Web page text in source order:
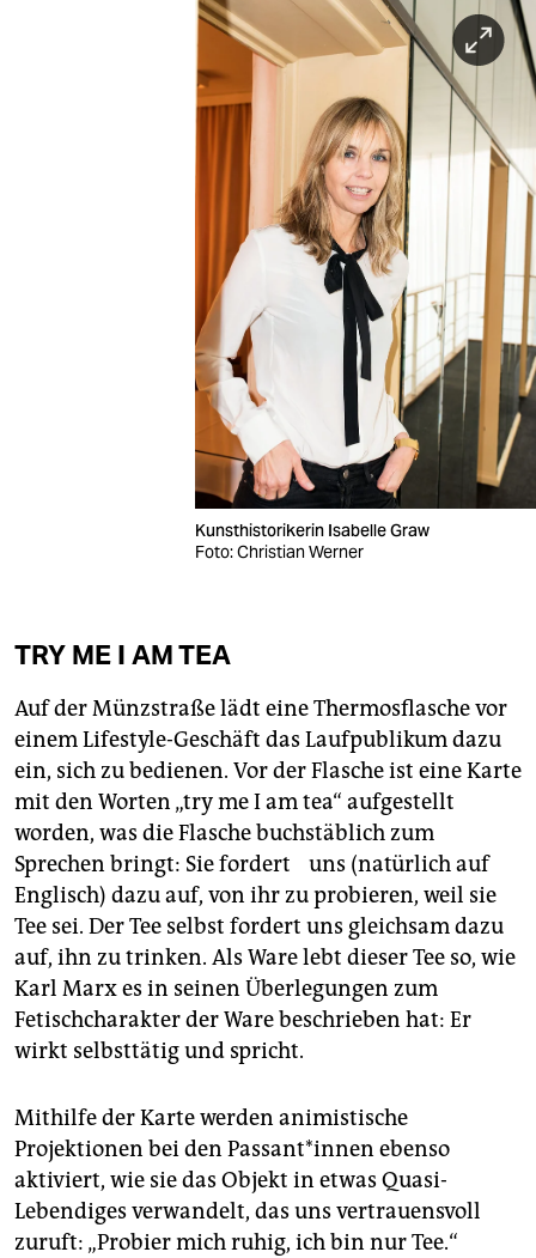
Kunsthistorikerin Isabelle Graw
Foto: Christian Werner
TRY ME I AM TEA
Auf der Münzstraße lädt eine Thermosflasche vor
einem Lifestyle-Geschäft das Laufpublikum dazu
ein, sich zu bedienen. Vor der Flasche ist eine Karte
mit den Worten „try me I am tea“ aufgestellt
worden, was die Flasche buchstäblich zum
Sprechen bringt: Sie fordert uns (natürlich auf
Englisch) dazu auf, von ihr zu probieren, weil sie
Tee sei. Der Tee selbst fordert uns gleichsam dazu
auf, ihn zu trinken. Als Ware lebt dieser Tee so, wie
Karl Marx es in seinen Überlegungen zum
Fetischcharakter der Ware beschrieben hat: Er
wirkt selbsttätig und spricht.
Mithilfe der Karte werden animistische
Projektionen bei den Pas­san­t*in­nen ebenso
aktiviert, wie sie das Objekt in etwas Quasi-
Lebendiges verwandelt, das uns vertrauensvoll
zuruft: „Probier mich ruhig, ich bin nur Tee.“